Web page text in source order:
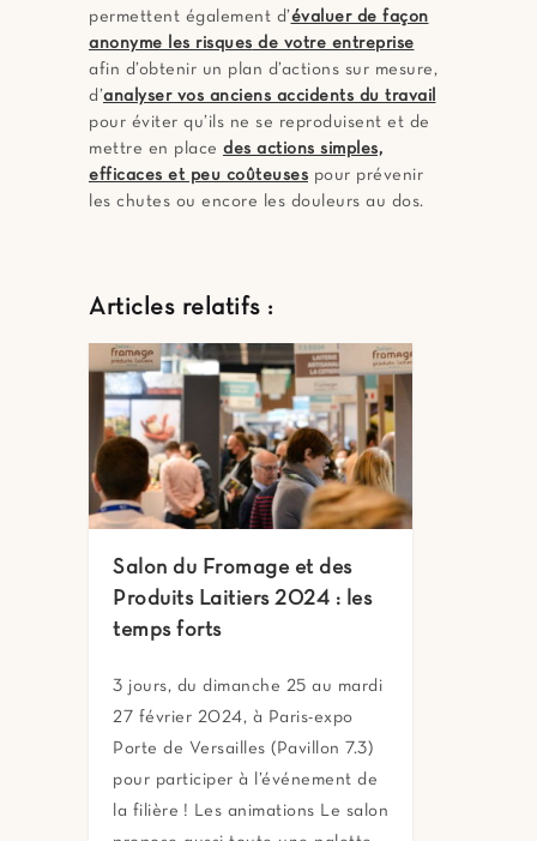
permettent également d’évaluer de façon
anonyme les risques de votre entreprise
afin d’obtenir un plan d’actions sur mesure,
d’analyser vos anciens accidents du travail
pour éviter qu’ils ne se reproduisent et de
mettre en place des actions simples,
efficaces et peu coûteuses pour prévenir
les chutes ou encore les douleurs au dos.
Articles relatifs :
Salon du Fromage et des
Produits Laitiers 2024 : les
temps forts
3 jours, du dimanche 25 au mardi
27 février 2024, à Paris-expo
Porte de Versailles (Pavillon 7.3)
pour participer à l’événement de
la filière ! Les animations Le salon